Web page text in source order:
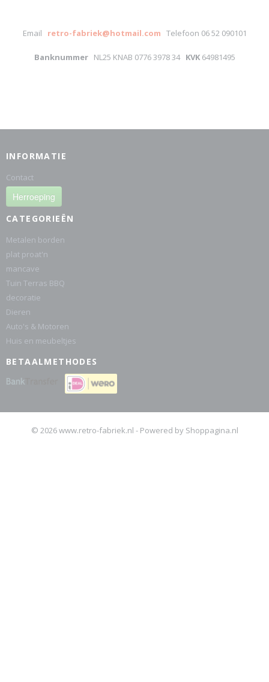
Email retro-fabriek@hotmail.com Telefoon 06 52 090101
Banknummer NL25 KNAB 0776 3978 34 KVK64981495
INFORMATIE
Contact
Herroeping
CATEGORIEËN
Metalen borden
plat proat'n
mancave
Tuin Terras BBQ
decoratie
Dieren
Auto's & Motoren
Huis en meubeltjes
BETAALMETHODES
© 2026 www.retro-fabriek.nl - Powered by Shoppagina.nl